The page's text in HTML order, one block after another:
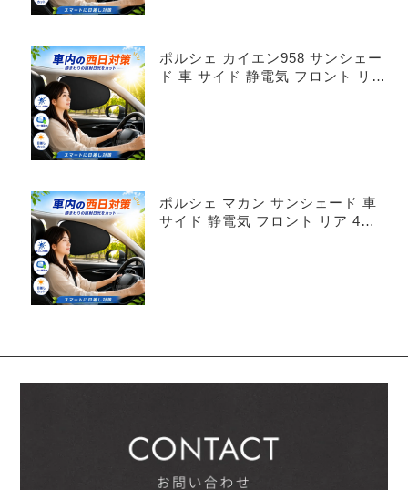
ポルシェ カイエン958 サンシェー
ド 車 サイド 静電気 フロント リア
ポルシェ マカン サンシェード 車
サイド 静電気 フロント リア 4枚